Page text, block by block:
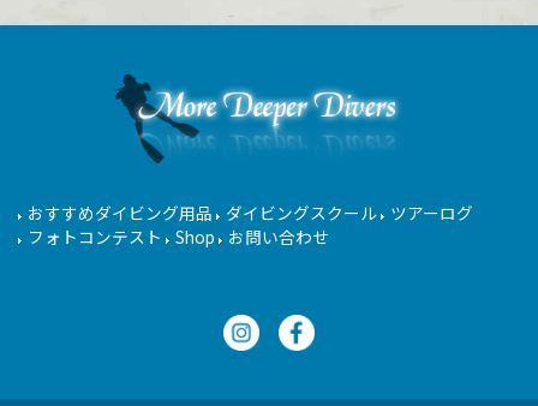
おすすめダイビング用品 ダイビングスクール ツアーログ
フォトコンテスト
Shop お問い合わせ